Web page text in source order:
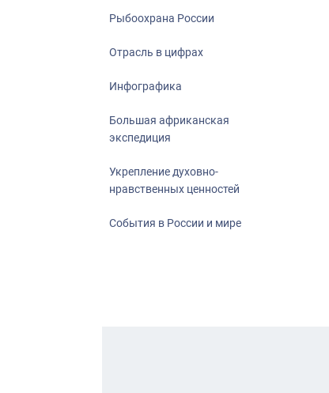
Рыбоохрана России
Отрасль в цифрах
Инфографика
Большая африканская
экспедиция
Укрепление духовно-
нравственных ценностей
События в России и мире